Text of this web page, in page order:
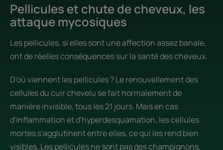
Pellicules et chute de cheveux, les
attaque mycosiques
Les pellicules, si elles sont une affection assez banale,
ont de réelles conséquences sur la santé des cheveux.
D'où viennent les pellicules ? Le renouvellement des
cellules du cuir chevelu se fait normalement de
manière invisible, tous les 21 jours. Mais en cas
d'inflammation et d'hyperdesquamation, les cellules
mortes s'agglutinent entre elles, ce qui les rend bien
visibles. Les pellicules ne sont pas des champignons,